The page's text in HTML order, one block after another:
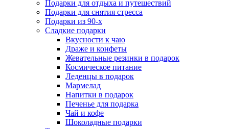
Подарки для отдыха и путешествий
Подарки для снятия стресса
Подарки из 90-х
Сладкие подарки
Вкусности к чаю
Драже и конфеты
Жевательные резинки в подарок
Космическое питание
Леденцы в подарок
Мармелад
Напитки в подарок
Печенье для подарка
Чай и кофе
Шоколадные подарки